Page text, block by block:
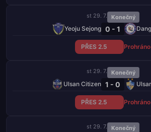
st 29. 7. Konečný
Yeoju Sejong 0 - 1
PŘES 2.5 Prohráno
st 29. 7. Konečný
Ulsan Citizen 1 - 0
PŘES 2.5 Prohráno
st 29. 7. Konečný